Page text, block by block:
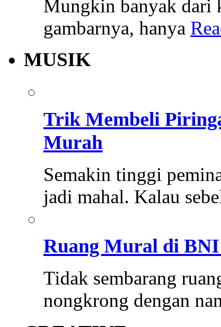
Mungkin banyak dari
gambarnya, hanya
MUSIK
Trik Membeli
Murah
Semakin tinggi
jadi mahal. Kalau
Ruang Mural di BNI
Tidak sembarang
nongkrong dengan